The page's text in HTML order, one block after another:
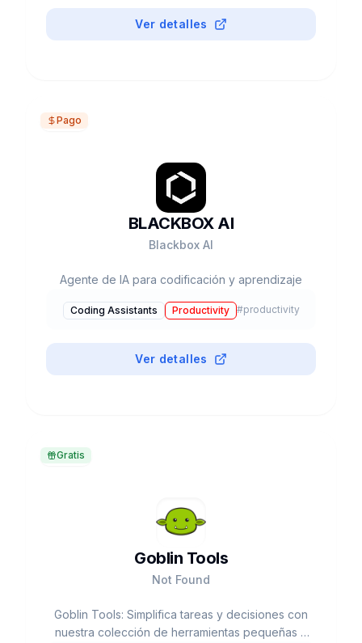
Ver detalles
Pago
BLACKBOX AI
Blackbox AI
Agente de IA para codificación y aprendizaje
Coding Assistants Productivity #productivity
Ver detalles
Gratis
Goblin Tools
Not Found
Goblin Tools: Simplifica tareas y decisiones con
nuestra colección de herramientas pequeñas y